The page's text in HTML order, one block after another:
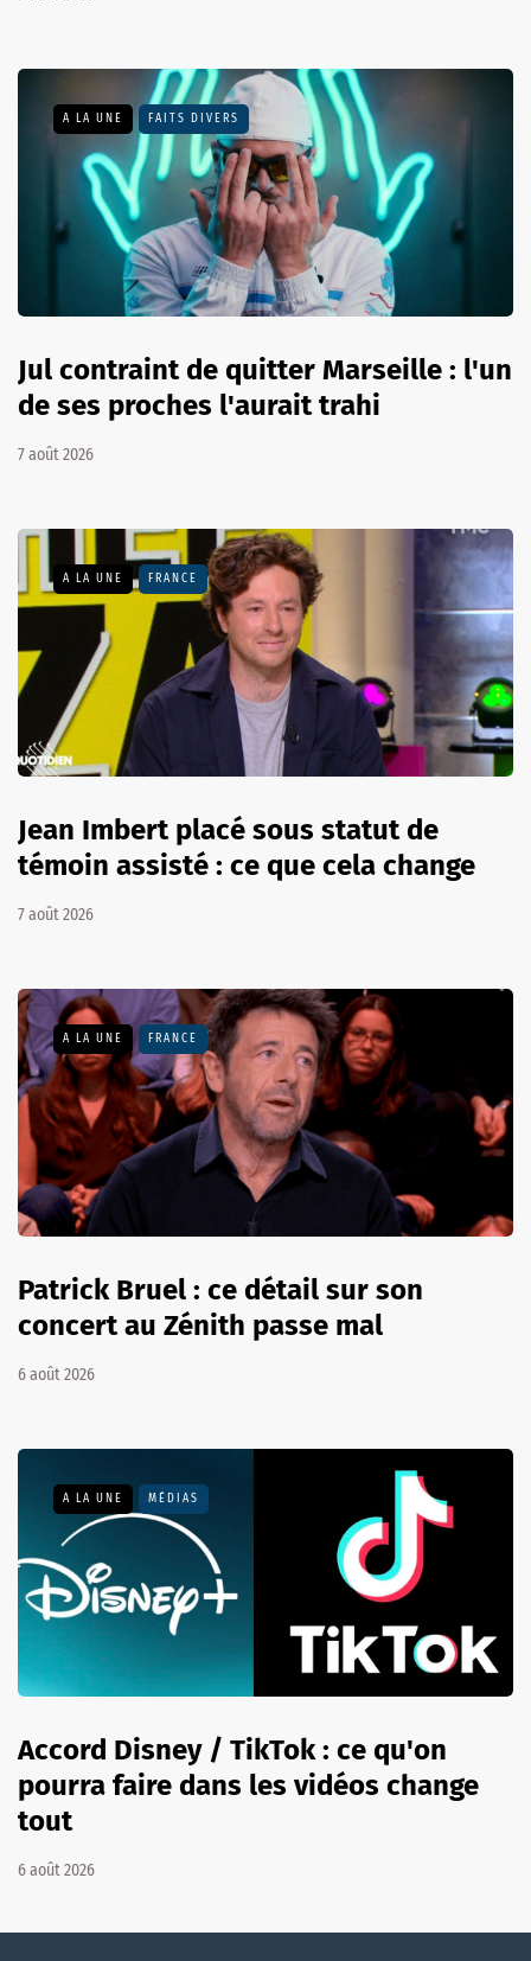
A LA UNE FAITS DIVERS
Jul contraint de quitter Marseille : l'un
de ses proches l'aurait trahi
7 août 2026
A LA UNE FRANCE
Jean Imbert placé sous statut de
témoin assisté : ce que cela change
7 août 2026
A LA UNE FRANCE
Patrick Bruel : ce détail sur son
concert au Zénith passe mal
6 août 2026
A LA UNE MÉDIAS
Accord Disney / TikTok : ce qu'on
pourra faire dans les vidéos change
tout
6 août 2026